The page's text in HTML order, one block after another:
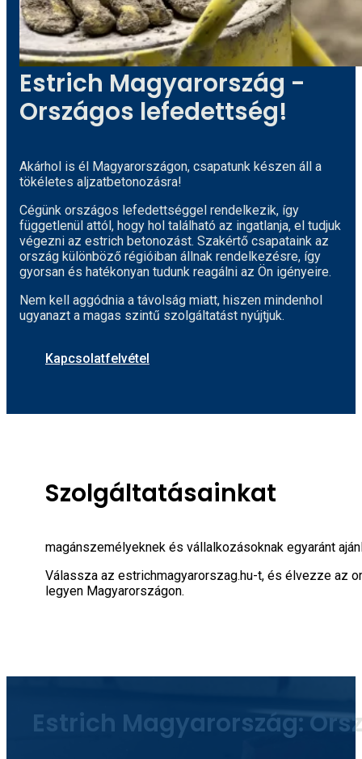
Estrich Magyarország -
Országos lefedettség!
Akárhol is él Magyarországon, csapatunk készen áll a
tökéletes aljzatbetonozásra!
Cégünk országos lefedettséggel rendelkezik, így
függetlenül attól, hogy hol található az ingatlanja, el tudjuk
végezni az estrich betonozást. Szakértő csapataink az
ország különböző régióiban állnak rendelkezésre, így
gyorsan és hatékonyan tudunk reagálni az Ön igényeire.
Nem kell aggódnia a távolság miatt, hiszen mindenhol
ugyanazt a magas szintű szolgáltatást nyújtjuk.
Kapcsolatfelvétel
Szolgáltatásainkat
magánszemélyeknek és vállalkozásoknak egyaránt
Válassza az estrichmagyarorszag.hu-t, és élvezze az
legyen Magyarországon.
Estrich Magyarország: